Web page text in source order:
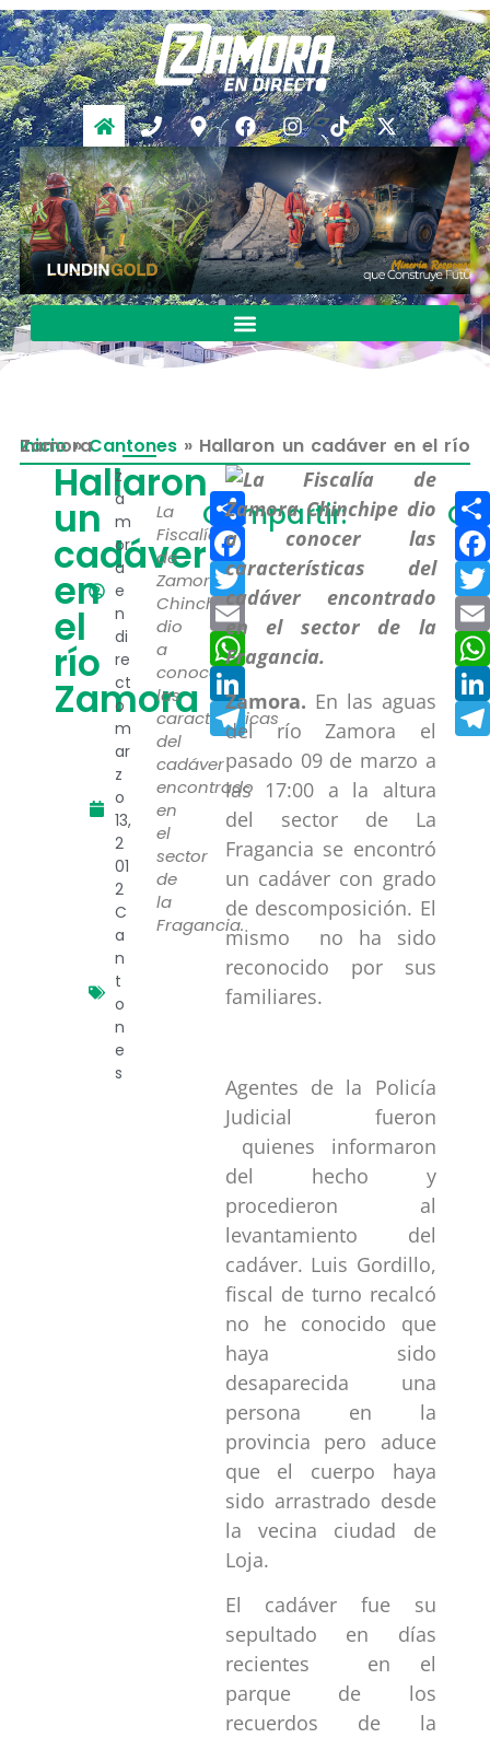
Inicio»Cantones »
Hallaron un cadáver en el río Zamora
Hallaron
un
cadáver
en
el
río
Zamora
z
a
m
or
a
e
n
di
re
ct
o
m
ar
z
o
13,
2
01
2
C
a
n
t
o
n
e
s
La
Fiscalía
de
Zamora
Chinchipe
dio
a
conocer
las
características
del
cadáver
encontrado
en
el
sector
de
la
Fragancia.
Compartir:
Compartir
Facebook
Twitter
Email
WhatsApp
LinkedIn
Telegram
Zamora. En las aguas
del río Zamora el
pasado 09 de marzo a
las 17:00 a la altura
del sector de La
Fragancia se encontró
un cadáver con grado
de descomposición. El
mismo no ha sido
reconocido por sus
familiares.
Agentes de la Policía
Judicial fueron
quienes informaron
del hecho y
procedieron al
levantamiento del
cadáver. Luis Gordillo,
fiscal de turno recalcó
no he conocido que
haya sido
desaparecida una
persona en la
provincia pero aduce
que el cuerpo haya
sido arrastrado desde
la vecina ciudad de
Loja.
El cadáver fue su
sepultado en días
recientes en el
parque de los
recuerdos de la